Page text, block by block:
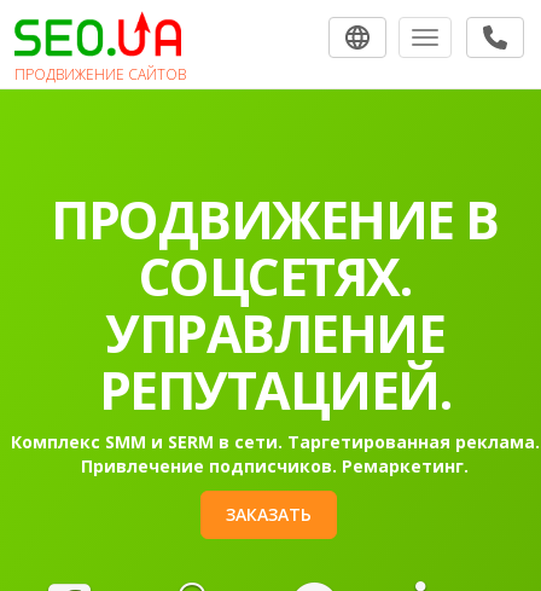
ПРОДВИЖЕНИЕ САЙТОВ
Toggle
ПРОДВИЖЕНИЕ В
СОЦСЕТЯХ.
УПРАВЛЕНИЕ
РЕПУТАЦИЕЙ.
Комплекс SMM и SERM в сети. Таргетированная реклама.
Привлечение подписчиков. Ремаркетинг.
ЗАКАЗАТЬ